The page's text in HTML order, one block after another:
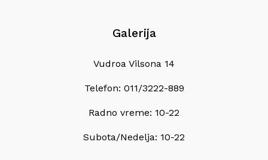
Galerija
Vudroa Vilsona 14
Telefon: 011/3222-889
Radno vreme: 10-22
Subota/Nedelja: 10-22